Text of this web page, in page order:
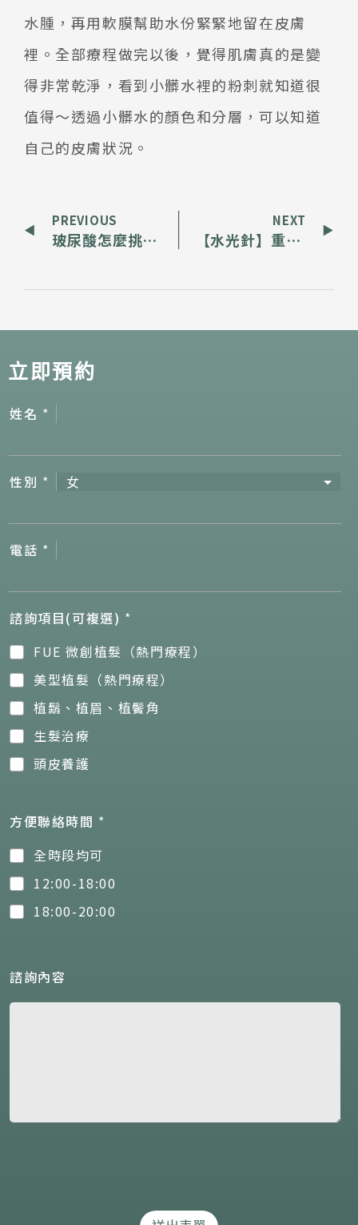
水腫，再用軟膜幫助水份緊緊地留在皮膚
裡。全部療程做完以後，覺得肌膚真的是變
得非常乾淨，看到小髒水裡的粉刺就知道很
值得～透過小髒水的顏色和分層，可以知道
自己的皮膚狀況。
PREVIOUS
玻尿酸怎麼挑？自帶裸妝感、長效水潤保濕選它
NEXT
【水光針】重新展現肌膚透亮光澤，裸妝更自信
立即預約
姓名 *
性別 *
電話 *
諮詢項目(可複選) *
FUE 微創植髮（熱門療程）
美型植髮（熱門療程）
植鬍、植眉、植鬢角
生髮治療
頭皮養護
方便聯絡時間 *
全時段均可
12:00-18:00
18:00-20:00
諮詢內容